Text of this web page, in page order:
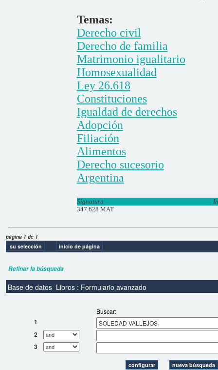
Temas:
Derecho civil
Derecho de familia
Matrimonio igualitario
Homosexualidad
Ley 26.618
Constituciones
Igualdad de derechos
Adopción
Filiación
Alimentos
Derecho sucesorio
Argentina
Signatura
347.628 MAT
página 1 de 1
Refinar la búsqueda
Base de datos Libros : Formulario avanzado
Buscar:
1
2
3